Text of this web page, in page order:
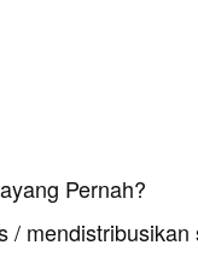
Pernah?
/ mendistribusikan